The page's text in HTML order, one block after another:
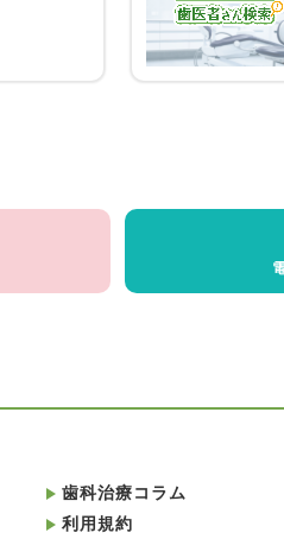
歯科治療コラム
利用規約